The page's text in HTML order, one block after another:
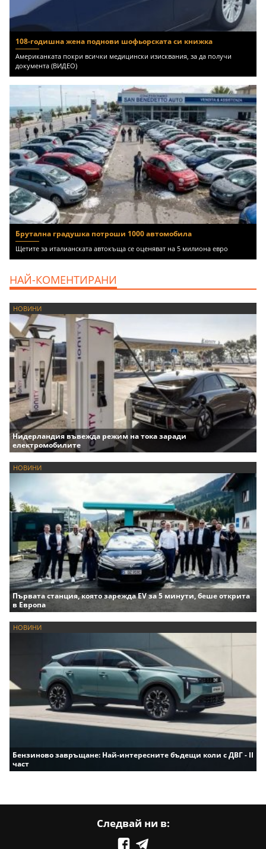
108-годишна жена поднови шофьорската си книжка
Американката покри всички медицински изисквания, за да получи
документа (ВИДЕО)
Брутална градушка потроши 1000 автомобила
Щетите за италианската автокъща се оценяват на 5 милиона евро
НАЙ-КОМЕНТИРАНИ
НОВИНИ
Нидерландия въвежда режим на тока заради
електромобилите
НОВИНИ
Първата станция, която зарежда EV за 5 минути, беше открита
в Европа
НОВИНИ
Бензиново завръщане: Най-интересните бъдещи коли с ДВГ - II
част
Следвай ни в: